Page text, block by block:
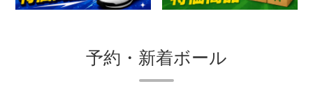
予約・新着ボール